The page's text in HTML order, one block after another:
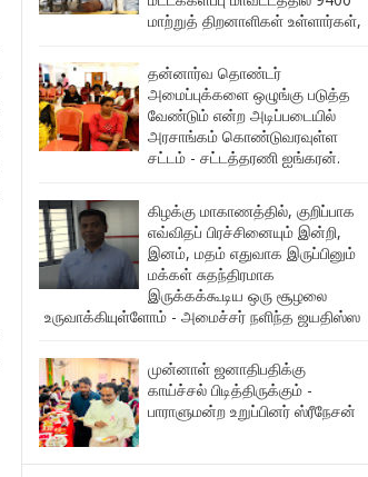
மாற்றுத் திறனாளிகள் உள்ளார்கள்,
தன்னார்வ தொண்டர்
அமைப்புக்களை ஒழுங்கு படுத்த
வேண்டும் என்ற அடிப்படையில்
அரசாங்கம் கொண்டுவரவுள்ள
சட்டம் - சட்டத்தரணி ஐங்கரன்.
கிழக்கு மாகாணத்தில், குறிப்பாக
எவ்விதப் பிரச்சினையும் இன்றி,
இனம், மதம் எதுவாக இருப்பினும்
மக்கள் சுதந்திரமாக
இருக்கக்கூடிய ஒரு சூழலை
உருவாக்கியுள்ளோம் - அமைச்சர் நளிந்த ஜயதிஸ்ஸ
முன்னாள் ஜனாதிபதிக்கு
காய்ச்சல் பிடித்திருக்கும் -
பாராளுமன்ற உறுப்பினர் ஸ்ரீநேசன்